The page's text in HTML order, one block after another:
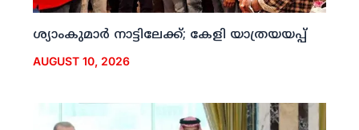
ശ്യാംകുമാര്‍ നാട്ടിലേക്ക്; കേളി യാത്രയയപ്പ്
AUGUST 10, 2026